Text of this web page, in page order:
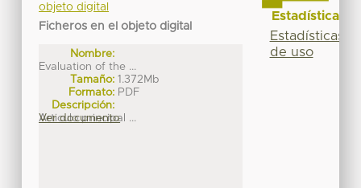
objeto digital
Ficheros en el objeto digital
Nombre:
Evaluation of the ...
Tamaño: 1.372Mb
Formato: PDF
Descripción:
Articulo principal ...
Ver documento
Estadísticas
Estadísticas
de uso